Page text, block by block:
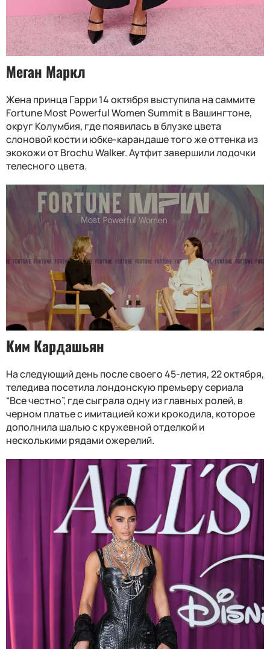
Меган Маркл
Жена принца Гарри 14 октября выступила на саммите
Fortune Most Powerful Women Summit в Вашингтоне,
округ Колумбия, где появилась в блузке цвета
слоновой кости и юбке-карандаше того же оттенка из
экокожи от Brochu Walker. Аутфит завершили лодочки
телесного цвета.
Ким Кардашьян
На следующий день после своего 45-летия, 22 октября,
теледива посетила лондонскую премьеру сериала
“Все честно”, где сыграла одну из главных ролей, в
черном платье с имитацией кожи крокодила, которое
дополнила шалью с кружевной отделкой и
несколькими рядами ожерелий.